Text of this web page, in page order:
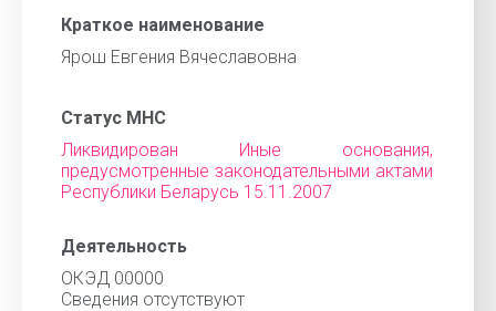
Краткое наименование
Ярош Евгения Вячеславовна
Статус МНС
Ликвидирован Иные основания,
предусмотренные законодательными актами
Республики Беларусь 15.11.2007
Деятельность
ОКЭД 00000
Cведения отсутствуют